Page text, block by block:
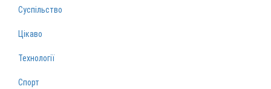
Суспільство
Цікаво
Технології
Спорт